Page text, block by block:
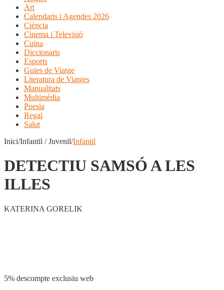
Art
Calendaris i Agendes 2026
Ciència
Cinema i Televisió
Cuina
Diccionaris
Esports
Guies de Viatge
Literatura de Viatges
Manualitats
Multimèdia
Poesia
Regal
Salut
Inici/Infantil / Juvenil/Infantil
DETECTIU SAMSÓ A LES
ILLES
KATERINA GORELIK
5% descompte exclusiu web